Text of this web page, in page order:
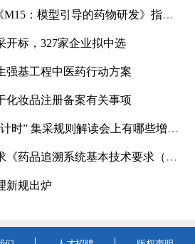
导的药物研发》指导原则实施建议和中文翻译稿意见
开标，327家企业拟中选
强基工程中医药行动方案
化妆品注册备案有关事项
” 集采规则解读会上有哪些增量信息？
溯系统基本技术要求（修订征求意见稿）》意见
新规出炉